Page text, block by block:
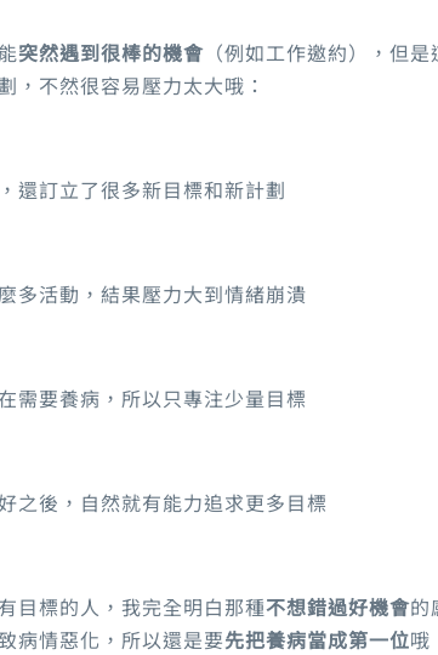
突然遇到很棒的機會 （例如工作邀約），但
，不然很容易壓力太大哦：
還訂立了很多新目標和新計劃
多活動，結果壓力大到情緒崩潰
需要養病，所以只專注少量目標
之後，自然就有能力追求更多目標
目標的人，我完全明白那種不想錯過好機會的
病情惡化，所以還是要先把養病當成第一位哦